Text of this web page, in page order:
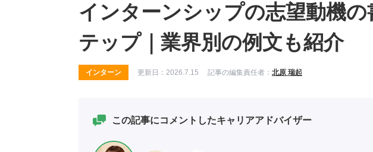
インターンシップの志望動機の
テップ｜業界別の例文も紹介
インターン 更新日： 2026.7.15 記事の編集責任者： 北原 瑞起
この記事にコメントしたキャリアアドバイザー